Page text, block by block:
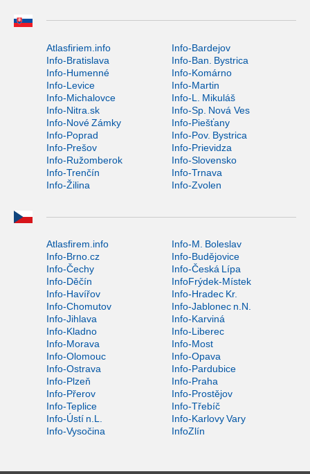
Atlasfiriem.info
Info-Bardejov
Info-Bratislava
Info-Ban. Bystrica
Info-Humenné
Info-Komárno
Info-Levice
Info-Martin
Info-Michalovce
Info-L. Mikuláš
Info-Nitra.sk
Info-Sp. Nová Ves
Info-Nové Zámky
Info-Piešťany
Info-Poprad
Info-Pov. Bystrica
Info-Prešov
Info-Prievidza
Info-Ružomberok
Info-Slovensko
Info-Trenčín
Info-Trnava
Info-Žilina
Info-Zvolen
Atlasfirem.info
Info-M. Boleslav
Info-Brno.cz
Info-Budějovice
Info-Čechy
Info-Česká Lípa
Info-Děčín
InfoFrýdek-Místek
Info-Havířov
Info-Hradec Kr.
Info-Chomutov
Info-Jablonec n.N.
Info-Jihlava
Info-Karviná
Info-Kladno
Info-Liberec
Info-Morava
Info-Most
Info-Olomouc
Info-Opava
Info-Ostrava
Info-Pardubice
Info-Plzeň
Info-Praha
Info-Přerov
Info-Prostějov
Info-Teplice
Info-Třebíč
Info-Ústí n.L.
Info-Karlovy Vary
Info-Vysočina
InfoZlín